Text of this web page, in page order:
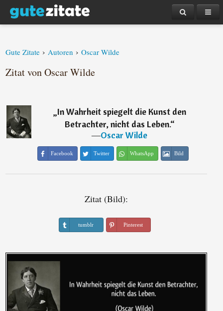
Gute Zitate › Autoren › Oscar Wilde
Zitat von Oscar Wilde
„In Wahrheit spiegelt die Kunst den
Betrachter, nicht das Leben.“
―Oscar Wilde
Facebook Twitter WhatsApp Bild
Zitat (Bild):
tumblr Pinterest